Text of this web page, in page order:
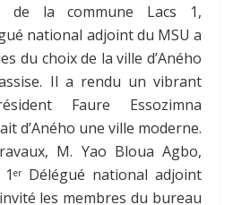
de la commune Lacs 1,
national adjoint du MSU a
du choix de la ville d’Aného
Il a rendu un vibrant
Faure Essozimna
d’Aného une ville moderne.
M. Yao Bloua Agbo,
er
Délégué national adjoint
les membres du bureau